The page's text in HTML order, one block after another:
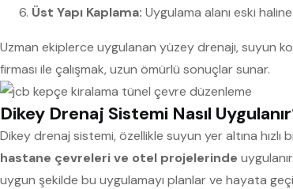
Üst Yapı Kaplama: Uygulama alanı eski
Uzman ekiplerce uygulanan yüzey drenajı, suyun
firması ile çalışmak, uzun ömürlü sonuçlar sunar.
Dikey Drenaj Sistemi Nasıl
Dikey drenaj sistemi, özellikle suyun yer altına
hastane çevreleri ve otel projelerinde
uygun şekilde bu uygulamayı planlar ve hayata